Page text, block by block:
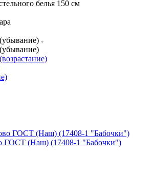
белья 150 см
ГОСТ (Наш) (17408-1 "Бабочки")